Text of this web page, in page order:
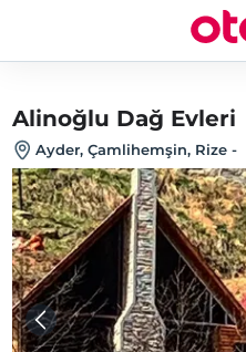
Alinoğlu Dağ Evleri
Ayder, Çamlihemşin, Rize -